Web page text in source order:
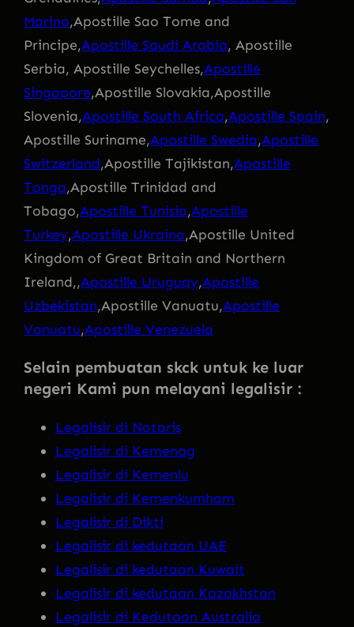
Marino,Apostille Sao Tome and
Principe,Apostille Saudi Arabia, Apostille
Serbia, Apostille Seychelles,Apostille
Singapore,Apostille Slovakia,Apostille
Slovenia,Apostille South Africa,Apostille Spain,
Apostille Suriname,Apostille Swedia,Apostille
Switzerland,Apostille Tajikistan,Apostille
Tonga,Apostille Trinidad and
Tobago,Apostille Tunisia,Apostille
Turkey,Apostille Ukraina,Apostille United
Kingdom of Great Britain and Northern
Ireland,,Apostille Uruguay,Apostille
Uzbekistan,Apostille Vanuatu,Apostille
Vanuatu,Apostille Venezuela
Selain pembuatan skck untuk ke luar
negeri Kami pun melayani legalisir :
Legalisir di Notaris
Legalisir di Kemenag
Legalisir di Kemenlu
Legalisir di Kemenkumham
Legalisir di Dikti
Legalisir di kedutaan UAE
Legalisir di kedutaan Kuwait
Legalisir di kedutaan Kazakhstan
Legalisir di Kedutaan Australia